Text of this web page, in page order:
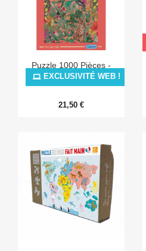
Puzzle 1000 Pièces -
Soleil
21,50 €
EXCLUSIVITÉ WEB !